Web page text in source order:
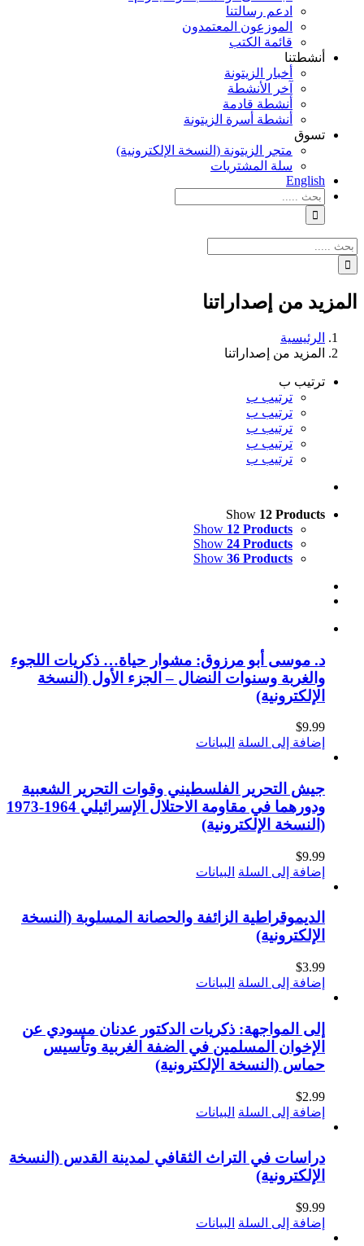
ادعم رسالتنا
الموزعون المعتمدون
قائمة الكتب
أنشطتنا
أخبار الزيتونة
آخر الأنشطة
أنشطة قادمة
أنشطة أسرة الزيتونة
تسوق
متجر الزيتونة (النسخة الإلكترونية)
سلة المشتريات
English
نتائج
البحث
بالنسبة
الي
:
نتائج
البحث
بالنسبة
الي
: المزيد من إصداراتنا
الرئيسية
المزيد من إصداراتنا
ترتيب ب
ترتيب ب
ترتيب ب
ترتيب ب
ترتيب ب
ترتيب ب
Show 12 Products
Show 12 Products
Show 24 Products
Show 36 Products
د. موسى أبو مرزوق: مشوار حياة… ذكريات اللجوء
والغربة وسنوات النضال – الجزء الأول (النسخة
الإلكترونية)
$9.99
إضافة إلى السلة البيانات
جيش التحرير الفلسطيني وقوات التحرير الشعبية
ودورهما في مقاومة الاحتلال الإسرائيلي 1964-1973
(النسخة الإلكترونية)
$9.99
إضافة إلى السلة البيانات
الديموقراطية الزائفة والحصانة المسلوبة (النسخة
الإلكترونية)
$3.99
إضافة إلى السلة البيانات
إلى المواجهة: ذكريات الدكتور عدنان مسودي عن
الإخوان المسلمين في الضفة الغربية وتأسيس
حماس (النسخة الإلكترونية)
$2.99
إضافة إلى السلة البيانات
دراسات في التراث الثقافي لمدينة القدس (النسخة
الإلكترونية)
$9.99
إضافة إلى السلة البيانات